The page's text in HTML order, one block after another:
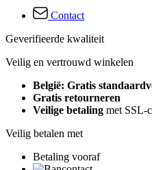
Contact
Geverifieerde kwaliteit
Veilig en vertrouwd winkelen
België: Gratis
Gratis retourneren
Veilige betaling met SSL-
Veilig betalen met
Betaling vooraf